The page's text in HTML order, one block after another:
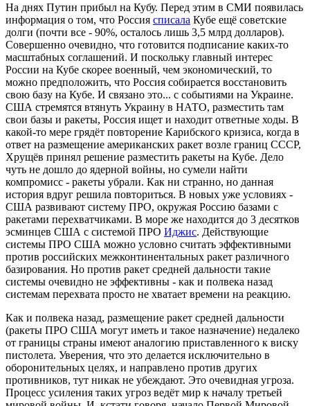
На днях Путин прибыл на Кубу. Перед этим в СМИ появилась
информация о том, что Россия списала Кубе ещё советские
долги (почти все - 90%, осталось лишь 3,5 млрд долларов).
Совершенно очевидно, что готовится подписание каких-то
масштабных соглашений. И поскольку главный интерес
России на Кубе скорее военный, чем экономический, то
можно предположить, что Россия собирается восстановить
свою базу на Кубе. И связано это... с событиями на Украине.
США стремятся втянуть Украину в НАТО, разместить там
свои базы и ракеты, Россия ищет и находит ответные ходы. В
какой-то мере грядёт повторение Карибского кризиса, когда в
ответ на размещение американских ракет возле границ СССР,
Хрущёв принял решение разместить ракеты на Кубе. Дело
чуть не дошло до ядерной войны, но сумели найти
компромисс - ракеты убрали. Как ни странно, но данная
история вдруг решила повториться. В новых уже условиях -
США развивают систему ПРО, окружая Россию базами с
ракетами перехватчиками. В море же находится до 3 десятков
эсминцев США с системой ПРО Иджис. Действующие
системы ПРО США можно условно считать эффективными
против российских межконтинентальных ракет различного
базирования. Но против ракет средней дальности такие
системы очевидно не эффективны - как и полвека назад
системам перехвата просто не хватает времени на реакцию.
Как и полвека назад, размещение ракет средней дальности
(ракеты ПРО США могут иметь и такое назначение) недалеко
от границы страны имеют аналогию приставленного к виску
пистолета. Уверения, что это делается исключительно в
оборонительных целях, и направлено против других
противников, тут никак не убеждают. Это очевидная угроза.
Процесс усиления таких угроз ведёт мир к началу третьей